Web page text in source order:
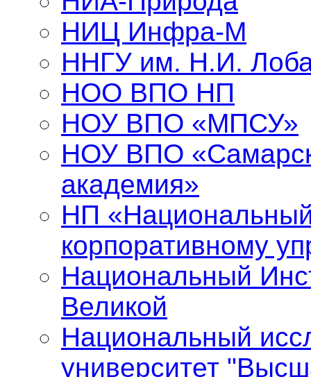
НИЦ Инфра-М
ННГУ им. Н.И.
НОО ВПО НП
НОУ ВПО «МПСУ»
НОУ ВПО
академия»
НП
корпоративному
Национальный
Великой
Национальный
университет